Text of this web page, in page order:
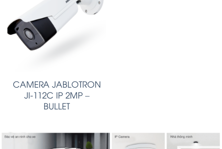
CAMERA JABLOTRON
JI-112C IP 2MP –
BULLET